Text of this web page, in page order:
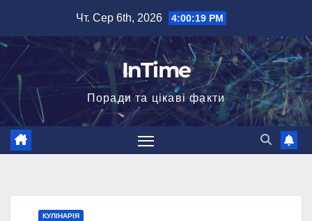
вмісту
Чт. Сер 6th, 2026 4:00:20 PM
InTime
Поради та цікаві факти
КУЛІНАРІЯ